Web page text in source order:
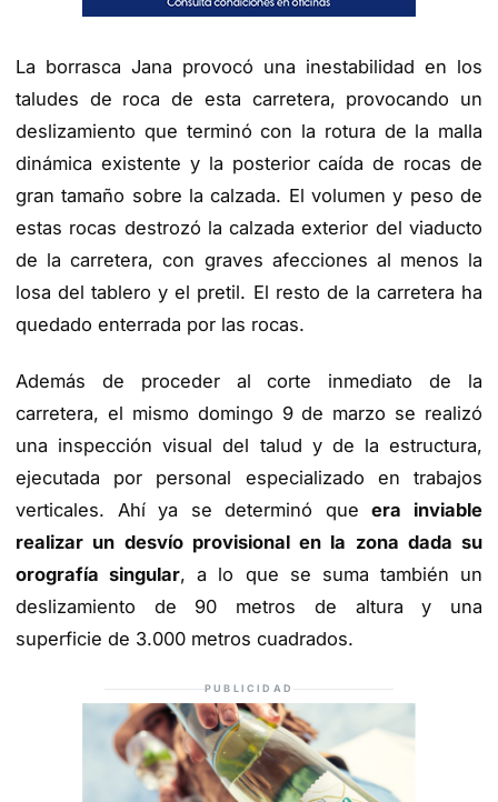
La borrasca Jana provocó una inestabilidad en los
taludes de roca de esta carretera, provocando un
deslizamiento que terminó con la rotura de la malla
dinámica existente y la posterior caída de rocas de
gran tamaño sobre la calzada. El volumen y peso de
estas rocas destrozó la calzada exterior del viaducto
de la carretera, con graves afecciones al menos la
losa del tablero y el pretil. El resto de la carretera ha
quedado enterrada por las rocas.
Además de proceder al corte inmediato de la
carretera, el mismo domingo 9 de marzo se realizó
una inspección visual del talud y de la estructura,
ejecutada por personal especializado en trabajos
verticales. Ahí ya se determinó queera inviable
realizar un desvío provisional en la zona dada su
orografía singular, a lo que se suma también un
deslizamiento de 90 metros de altura y una
superficie de 3.000 metros cuadrados.
PUBLICIDAD